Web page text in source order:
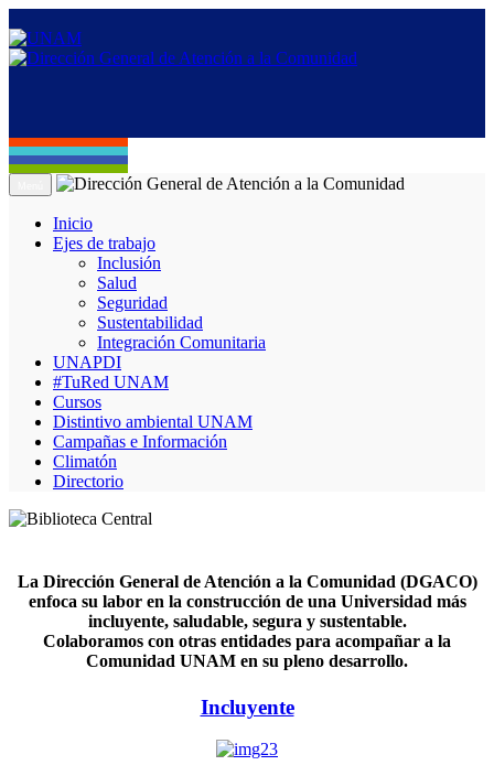
Inicio
Ejes de trabajo
Inclusión
Salud
Seguridad
Sustentabilidad
Integración Comunitaria
UNAPDI
#TuRed UNAM
Cursos
Distintivo ambiental UNAM
Campañas e Información
Climatón
Directorio
La Dirección General de Atención a la Comunidad (DGACO)
enfoca su labor en la construcción de una Universidad más
incluyente, saludable, segura y sustentable.
Colaboramos con otras entidades para acompañar a la
Comunidad UNAM en su pleno desarrollo.
Incluyente